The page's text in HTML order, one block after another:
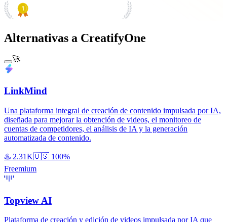
Alternativas a CreatifyOne
🚀
LinkMind
Una plataforma integral de creación de contenido impulsada por IA,
diseñada para mejorar la obtención de videos, el monitoreo de
cuentas de competidores, el análisis de IA y la generación
automatizada de contenido.
♨️ 2.31K🇺🇸 100%
Freemium
Topview AI
Plataforma de creación y edición de videos impulsada por IA que